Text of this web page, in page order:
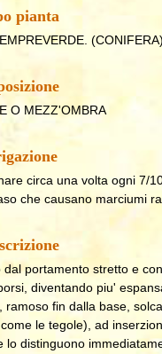
pianta
(CONIFERA)
O MEZZ'OMBRA
circa una volta ogni 7/
che causano marciumi
portamento stretto e
diventando piu'
fin dalla base,
le tegole), ad
distinguono